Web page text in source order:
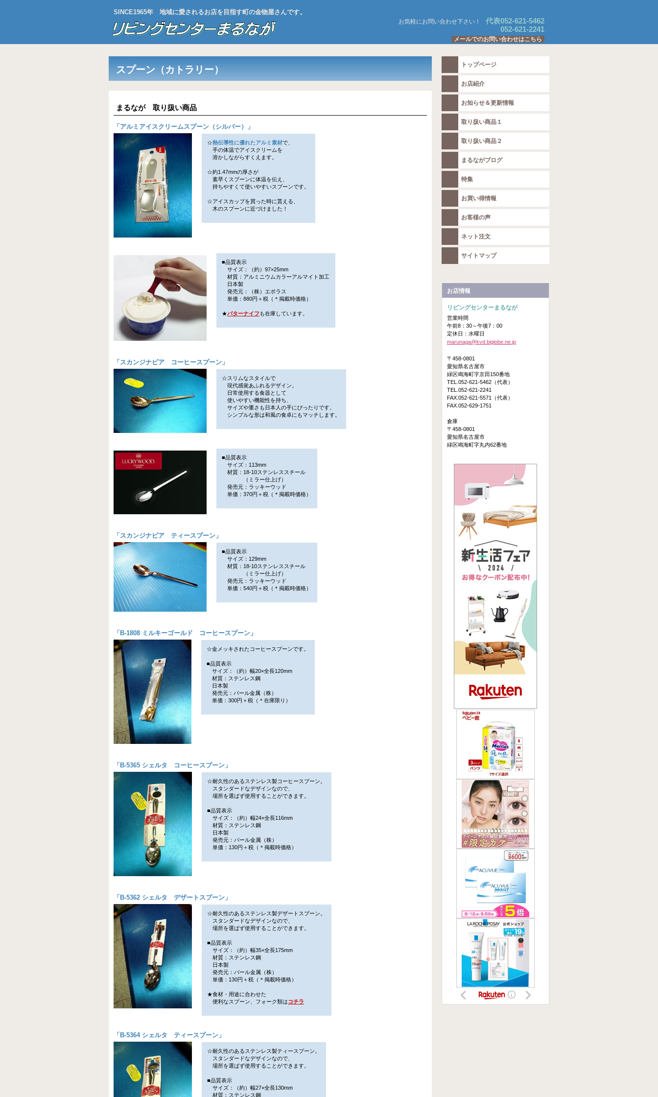
SINCE1965年 地域に愛されるお店を目指す町の金物屋さんです。
お気軽にお問い合わせ下さい！
代表052-621-5462
052-621-2241
メールでのお問い合わせはこちら
スプーン（カトラリー）
まるなが 取り扱い商品
「 アルミアイスクリームスプーン（シルバー） 」
☆熱伝導性に優れたアルミ素材で、
手の体温でアイスクリームを
溶かしながらすくえます。
☆約1.47mmの厚さが
素早くスプーンに体温を伝え、
持ちやすくて使いやすいスプーンです。
☆アイスカップを買った時に貰える、
木のスプーンに近づけました！
■品質表示
サイズ：（約）97×25mm
材質：アルミニウムカラーアルマイト加工
日本製
発売元：（株）エポラス
単価：880円＋税（＊掲載時価格）
★バターナイフ も在庫しています。
「 スカンジナビア コーヒースプーン 」
☆スリムなスタイルで
現代感覚あふれるデザイン。
日常使用する食器として
使いやすい機能性を持ち、
サイズや重さも日本人の手にぴったりです。
シンプルな形は和風の食卓にもマッチします。
■品質表示
サイズ：113mm
材質：18-10ステンレススチール
（ミラー仕上げ）
発売元：ラッキーウッド
単価：370円＋税（＊掲載時価格）
「 スカンジナビア ティースプーン 」
■品質表示
サイズ：129mm
材質：18-10ステンレススチール
（ミラー仕上げ）
発売元：ラッキーウッド
単価：540円＋税（＊掲載時価格）
「 B-1808 ミルキーゴールド コーヒースプーン 」
☆金メッキされたコーヒースプーンです。
■品質表示
サイズ：（約）幅20×全長120mm
材質：ステンレス鋼
日本製
発売元：パール金属（株）
単価：300円＋税（＊在庫限り）
「 B-5365 シェルタ コーヒースプーン 」
☆耐久性のあるステンレス製コーヒースプーン。
スタンダードなデザインなので、
場所を選ばず使用することができます。
■品質表示
サイズ：（約）幅24×全長116mm
材質：ステンレス鋼
日本製
発売元：パール金属（株）
単価：130円＋税（＊掲載時価格）
「 B-5362 シェルタ デザートスプーン 」
☆耐久性のあるステンレス製デザートスプーン。
スタンダードなデザインなので、
場所を選ばず使用することができます。
■品質表示
サイズ：（約）幅35×全長175mm
材質：ステンレス鋼
日本製
発売元：パール金属（株）
単価：130円＋税（＊掲載時価格）
★食材・用途に合わせた
便利なスプーン、フォーク類はコチラ
「 B-5364 シェルタ ティースプーン 」
☆耐久性のあるステンレス製ティースプーン。
スタンダードなデザインなので、
場所を選ばず使用することができます。
■品質表示
サイズ：（約）幅27×全長130mm
材質：ステンレス鋼
トップページ
お店紹介
お知らせ＆更新情報
取り扱い商品１
取り扱い商品２
まるながブログ
特集
お買い得情報
お客様の声
ネット注文
サイトマップ
お店情報
リビングセンターまるなが
営業時間
午前8：30～午後7：00
定休日：水曜日
marunaga@kvd.biglobe.ne.jp
〒458-0801
愛知県名古屋市
緑区鳴海町字京田150番地
TEL.052-621-5462（代表）
TEL.052-621-2241
FAX.052-621-5571（代表）
FAX.052-629-1751
倉庫
〒458-0801
愛知県名古屋市
緑区鳴海町字丸内62番地